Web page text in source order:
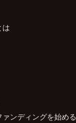
は
ンディングを始める